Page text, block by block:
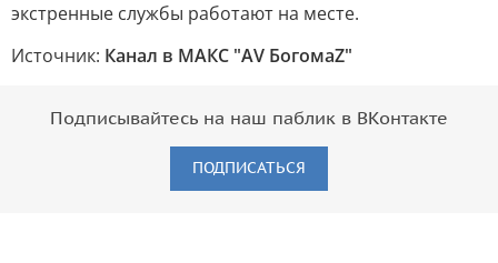
экстренные службы работают на месте.
Источник: Канал в МАКС "AV БогомаZ"
Подписывайтесь на наш паблик в ВКонтакте
ПОДПИСАТЬСЯ